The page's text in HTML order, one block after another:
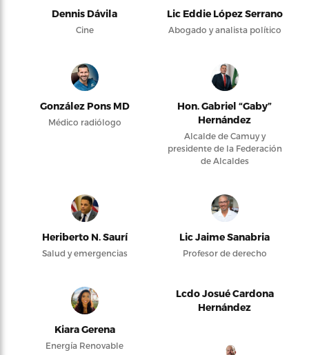
Dennis Dávila
Cine
Lic Eddie López Serrano
Abogado y analista político
González Pons MD
Médico radiólogo
Hon. Gabriel “Gaby”
Hernández
Alcalde de Camuy y
presidente de la Federación
de Alcaldes
Heriberto N. Saurí
Salud y emergencias
Lic Jaime Sanabria
Profesor de derecho
Kiara Gerena
Energía Renovable
Lcdo Josué Cardona
Hernández